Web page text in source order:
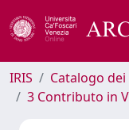
IRIS
Catalogo
3 Contributo in